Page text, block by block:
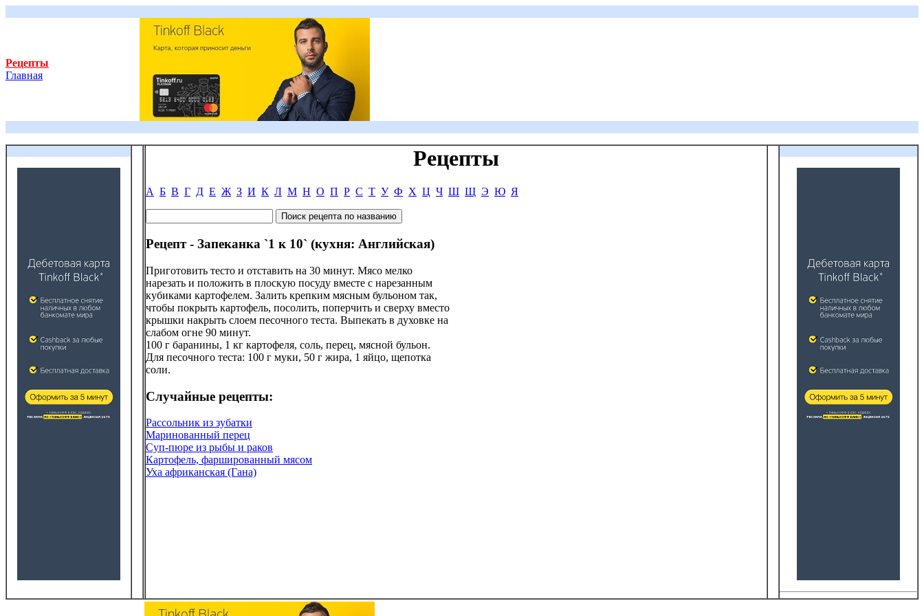
Рецепты
Главная
Рецепты
А Б В Г Д Е Ж З И К Л М Н О П Р С Т У Ф Х Ц Ч Ш Щ Э Ю Я
Рецепт - Запеканка `1 к 10` (кухня: Английская)
Приготовить тесто и отставить на 30 минут. Мясо мелко
нарезать и положить в плоскую посуду вместе с нарезанным
кубиками картофелем. Залить крепким мясным бульоном так,
чтобы покрыть картофель, посолить, поперчить и сверху вместо
крышки накрыть слоем песочного теста. Выпекать в духовке на
слабом огне 90 минут.
100 г баранины, 1 кг картофеля, соль, перец, мясной бульон.
Для песочного теста: 100 г муки, 50 г жира, 1 яйцо, щепотка
соли.
Случайные рецепты:
Рассольник из зубатки
Маринованный перец
Суп-пюре из рыбы и раков
Картофель, фаршированный мясом
Уха африканская (Гана)